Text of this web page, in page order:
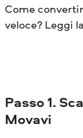
Come
veloce? Leggi
Passo 1.
Movavi